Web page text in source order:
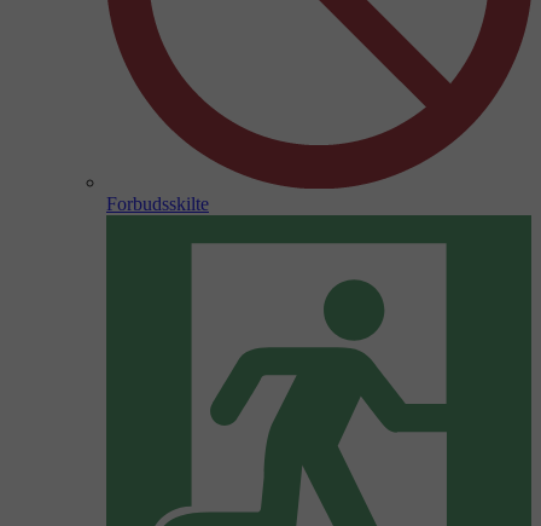
Forbudsskilte